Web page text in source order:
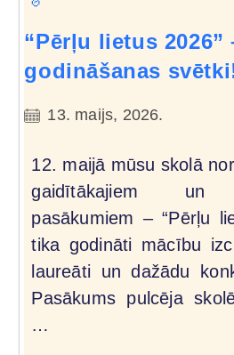
“Pērļu lietus
godināšanas
13. maijs, 2026.
12. maijā mūsu skolā
gaidītākajiem un
pasākumiem – “Pērļu
tika godināti mācību
laureāti un dažādu
Pasākums pulcēja
…